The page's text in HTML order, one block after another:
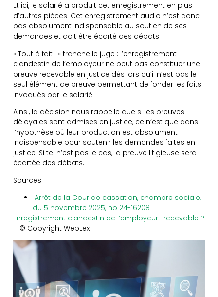
Et ici, le salarié a produit cet enregistrement en plus
d’autres pièces. Cet enregistrement audio n’est donc
pas absolument indispensable au soutien de ses
demandes et doit être écarté des débats.
« Tout à fait ! » tranche le juge : l’enregistrement
clandestin de l’employeur ne peut pas constituer une
preuve recevable en justice dès lors qu’il n’est pas le
seul élément de preuve permettant de fonder les faits
invoqués par le salarié.
Ainsi, la décision nous rappelle que si les preuves
déloyales sont admises en justice, ce n’est que dans
l’hypothèse où leur production est absolument
indispensable pour soutenir les demandes faites en
justice. Si tel n’est pas le cas, la preuve litigieuse sera
écartée des débats.
Sources :
Arrêt de la Cour de cassation, chambre sociale,
du 5 novembre 2025, no 24-16208
Enregistrement clandestin de l’employeur : recevable ?
– © Copyright WebLex